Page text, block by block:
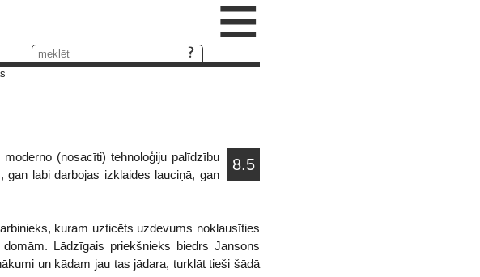
≡
8.5
(nosacīti) tehnoloģiju palīdzību
labi darbojas izklaides lauciņā, gan
kuram uzticēts uzdevums noklausīties
Lādzīgais priekšnieks biedrs Jansons
un kādam jau tas jādara, turklāt tieši šādā